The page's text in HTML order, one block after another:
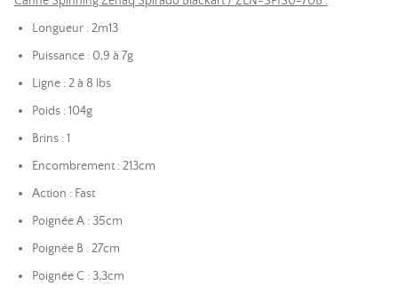
Longueur : 2m13
Puissance : 0,9 à 7g
Ligne : 2 à 8 lbs
Poids : 104g
Brins : 1
Encombrement : 213cm
Action : Fast
Poignée A : 35cm
Poignée B : 27cm
Poignée C : 3,3cm